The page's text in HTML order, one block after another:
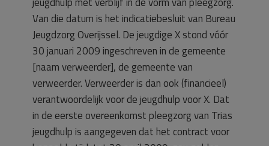
Van die datum is het indicatiebesluit van Bureau
Jeugdzorg Overijssel. De jeugdige X stond vóór
30 januari 2009 ingeschreven in de gemeente
[naam verweerder], de gemeente van
verweerder. Verweerder is dan ook (financieel)
verantwoordelijk voor de jeugdhulp voor X. Dat
in de eerste overeenkomst pleegzorg van Trias
jeugdhulp is aangegeven dat het contract voor